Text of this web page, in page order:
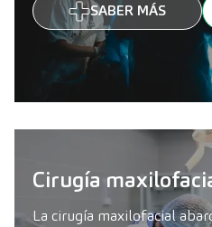
SABER MÁS
Cirugía
La cirugía maxilofacial